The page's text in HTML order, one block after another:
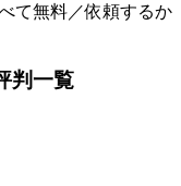
て無料／依頼するか
判一覧